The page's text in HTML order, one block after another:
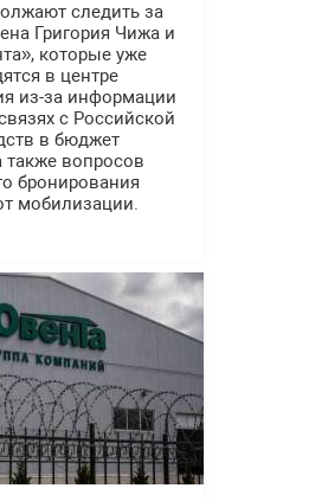
следить за
Григория Чижа и
которые уже
в центре
из-за информации
с Российской
в бюджет
также вопросов
бронирования
мобилизации.